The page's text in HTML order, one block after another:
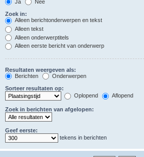
Ja
Nee
Zoek in:
Alleen berichtonderwerpen en tekst
Alleen tekst
Alleen onderwerptitels
Alleen eerste bericht van onderwerp
Resultaten weergeven als:
Berichten
Onderwerpen
Sorteer resultaten op:
Oplopend
Aflopend
Zoek in berichten van afgelopen:
Geef eerste:
tekens in berichten